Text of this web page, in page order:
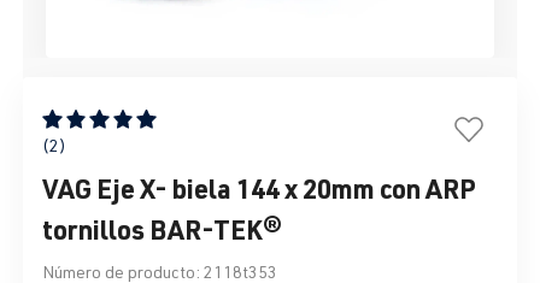
Calificación promedio de 5 de 5 estrellas
(2)
VAG Eje X- biela 144 x 20mm con ARP
tornillos BAR-TEK®
Número de producto: 2118t353